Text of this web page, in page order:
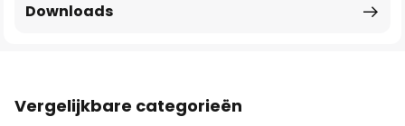
Downloads
Vergelijkbare categorieën